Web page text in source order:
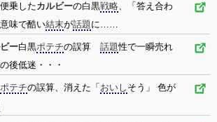
乗したカルビーの白黒戦略、「答え合わ
味で酷い結末が話題に……
ー白黒ポテチの誤算 話題性で一瞬売れ
後低迷・・・
ポテチの誤算、消えた「 おいし そう」 色が